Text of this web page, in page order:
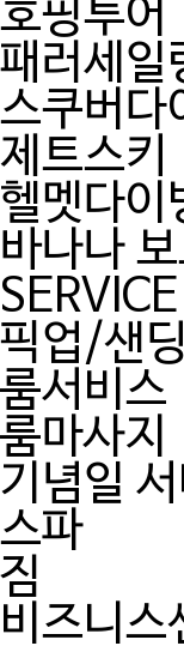
호핑투어
패러세일
스쿠버다
제트스키
헬멧다이
바나나
픽업/샌딩
룸서비스
룸마사지
기념일
스파
짐
비즈니스